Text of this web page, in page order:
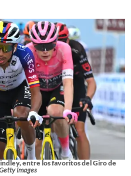
entre los favoritos del Giro de
Images